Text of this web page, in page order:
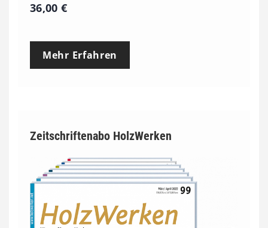
36,00€
Mehr Erfahren
Zeitschriftenabo HolzWerken